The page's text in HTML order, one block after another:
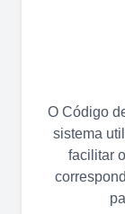
O Código
sistema
facilitar